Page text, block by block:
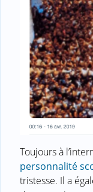
Toujours à
personnalité
tristesse. Il a